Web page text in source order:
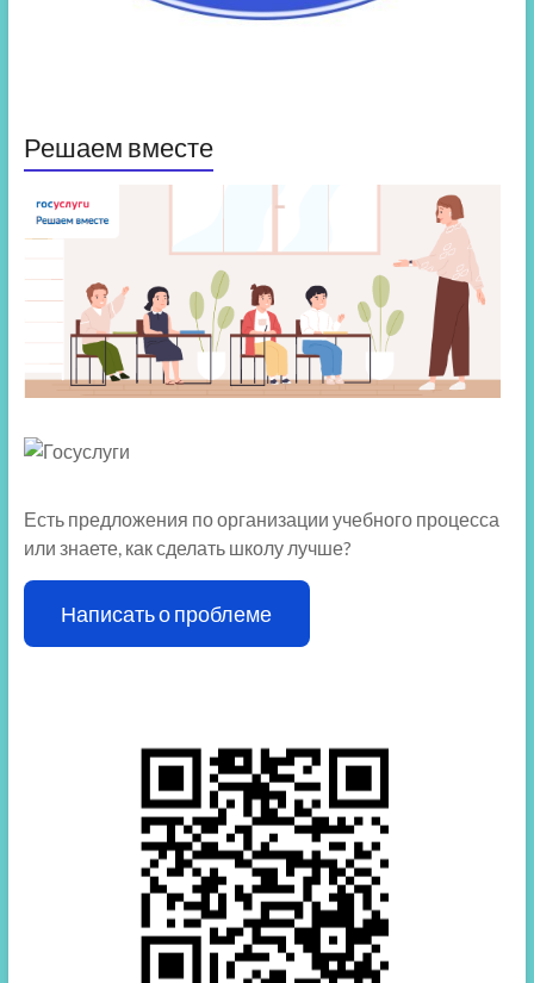
Решаем вместе
Есть предложения по организации учебного процесса
или знаете, как сделать школу лучше?
Написать о проблеме